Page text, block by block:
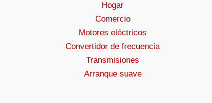
Hogar
Comercio
Motores eléctricos
Convertidor de frecuencia
Transmisiones
Arranque suave